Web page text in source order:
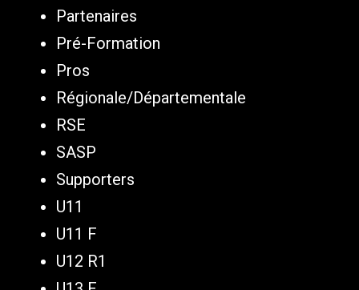
Partenaires
Pré-Formation
Pros
Régionale/Départementale
RSE
SASP
Supporters
U11
U11 F
U12 R1